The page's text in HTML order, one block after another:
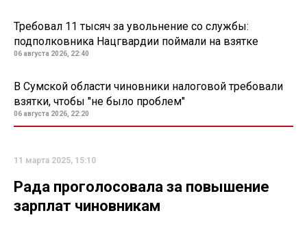
Требовал 11 тысяч за увольнение со службы:
подполковника Нацгвардии поймали на взятке
06 августа 2026, 22:40
В Сумской области чиновники налоговой требовали
взятки, чтобы "не было проблем"
06 августа 2026, 22:20
11 марта 2025, 15:10
Рада проголосовала за повышение
зарплат чиновникам